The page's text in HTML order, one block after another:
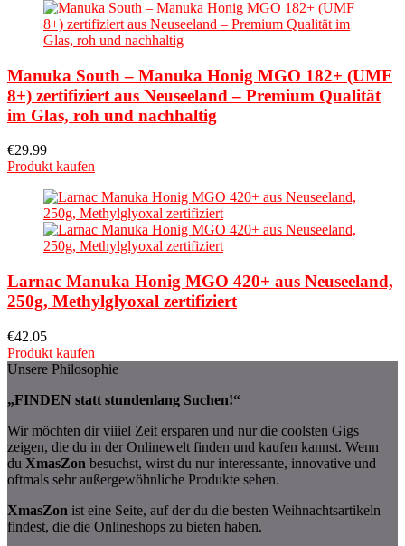
Manuka South – Manuka Honig MGO 182+ (UMF
8+) zertifiziert aus Neuseeland – Premium Qualität
im Glas, roh und nachhaltig
€29.99
Produkt kaufen
Larnac Manuka Honig MGO 420+ aus Neuseeland,
250g, Methylglyoxal zertifiziert
€42.05
Produkt kaufen
Unsere Philosophie
„FINDEN statt stundenlang Suchen!“
Wir möchten dir viiiel Zeit ersparen und nur die coolsten Gigs
zeigen, die du in der Onlinewelt finden und kaufen kannst. Wenn
du XmasZon besuchst, wirst du nur interessante, innovative und
oftmals sehr außergewöhnliche Produkte sehen.
XmasZon ist eine Seite, auf der du die besten Weihnachtsartikeln
findest, die die Onlineshops zu bieten haben.